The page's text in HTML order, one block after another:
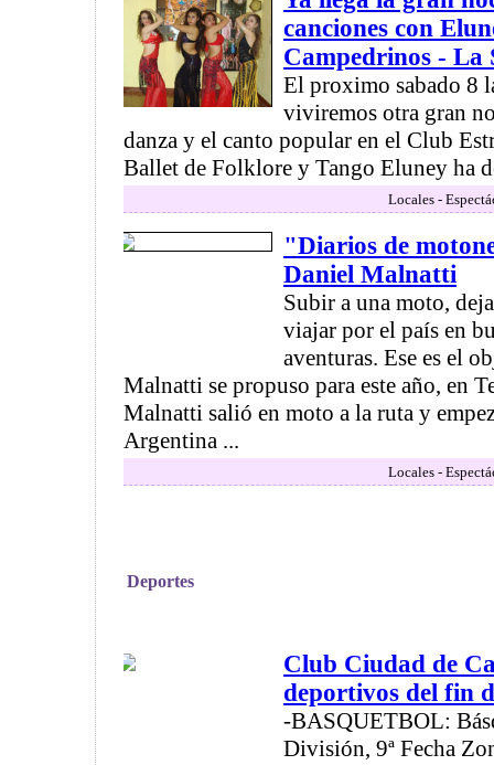
canciones con
Campedrinos - La
El proximo sabado 8
viviremos otra gran
danza y el canto popular en el Club
Ballet de Folklore y Tango Eluney ha
Locales -
"Diarios de
Daniel Malnatti
Subir a una moto,
viajar por el país en
aventuras. Ese es el
Malnatti se propuso para este año, en
Malnatti salió en moto a la ruta y
Argentina ...
Locales -
Deportes
Club Ciudad de
deportivos del fin
-BASQUETBOL:
División, 9ª Fecha